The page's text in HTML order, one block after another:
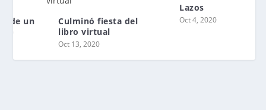
Culminó fiesta del
libro virtual
Oct 13, 2020
Oct 4, 2020